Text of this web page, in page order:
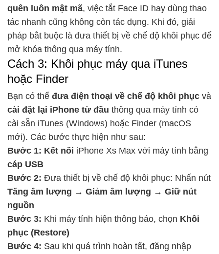
quên luôn mật mã, việc tắt Face ID hay dùng thao
tác nhanh cũng không còn tác dụng. Khi đó, giải
pháp bắt buộc là đưa thiết bị về chế độ khôi phục để
mở khóa thông qua máy tính.
Cách 3: Khôi phục máy qua iTunes
hoặc Finder
Bạn có thể đưa điện thoại về chế độ khôi phục và
cài đặt lại iPhone từ đầu thông qua máy tính có
cài sẵn iTunes (Windows) hoặc Finder (macOS
mới). Các bước thực hiện như sau:
Bước 1: Kết nối iPhone Xs Max với máy tính bằng
cáp USB
Bước 2: Đưa thiết bị về chế độ khôi phục: Nhấn nút
Tăng âm lượng → Giảm âm lượng → Giữ nút
nguồn
Bước 3: Khi máy tính hiện thông báo, chọn Khôi
phục (Restore)
Bước 4: Sau khi quá trình hoàn tất, đăng nhập